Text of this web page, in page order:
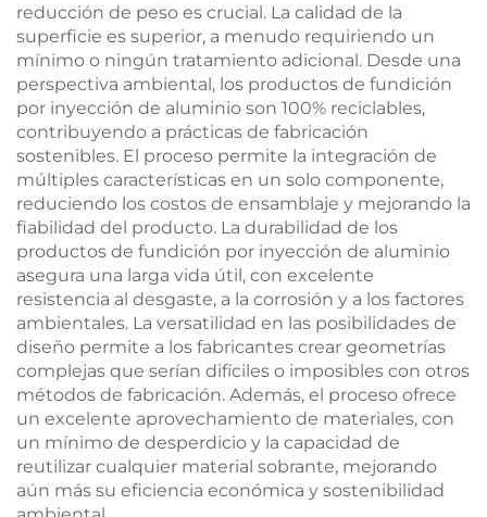
reducción de peso es crucial. La calidad de la
superficie es superior, a menudo requiriendo un
mínimo o ningún tratamiento adicional. Desde una
perspectiva ambiental, los productos de fundición
por inyección de aluminio son 100% reciclables,
contribuyendo a prácticas de fabricación
sostenibles. El proceso permite la integración de
múltiples características en un solo componente,
reduciendo los costos de ensamblaje y mejorando la
fiabilidad del producto. La durabilidad de los
productos de fundición por inyección de aluminio
asegura una larga vida útil, con excelente
resistencia al desgaste, a la corrosión y a los factores
ambientales. La versatilidad en las posibilidades de
diseño permite a los fabricantes crear geometrías
complejas que serían difíciles o imposibles con otros
métodos de fabricación. Además, el proceso ofrece
un excelente aprovechamiento de materiales, con
un mínimo de desperdicio y la capacidad de
reutilizar cualquier material sobrante, mejorando
aún más su eficiencia económica y sostenibilidad